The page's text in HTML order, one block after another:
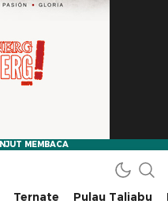
Ternate Pulau Taliabu